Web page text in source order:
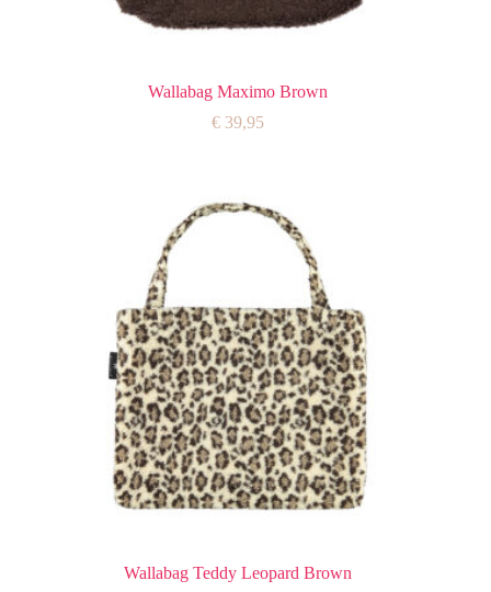
Wallabag Maximo Brown
€ 39,95
Wallabag Teddy Leopard Brown